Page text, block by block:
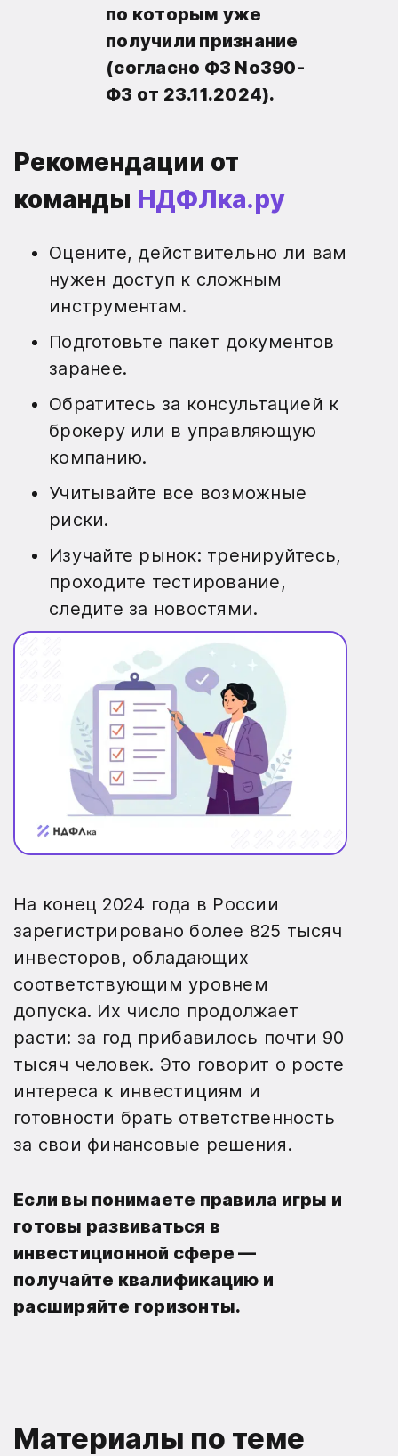
по которым уже
получили признание
(согласно ФЗ No390-
ФЗ от 23.11.2024).
Рекомендации от
команды НДФЛка.ру
Оцените, действительно ли вам
нужен доступ к сложным
инструментам.
Подготовьте пакет документов
заранее.
Обратитесь за консультацией к
брокеру или в управляющую
компанию.
Учитывайте все возможные
риски.
Изучайте рынок: тренируйтесь,
проходите тестирование,
следите за новостями.
На конец 2024 года в России
зарегистрировано более 825 тысяч
инвесторов, обладающих
соответствующим уровнем
допуска. Их число продолжает
расти: за год прибавилось почти 90
тысяч человек. Это говорит о росте
интереса к инвестициям и
готовности брать ответственность
за свои финансовые решения.
Если вы понимаете правила игры и
готовы развиваться в
инвестиционной сфере —
получайте квалификацию и
расширяйте горизонты.
Материалы по теме